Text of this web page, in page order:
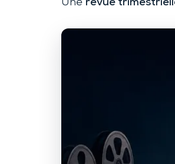
Une revue